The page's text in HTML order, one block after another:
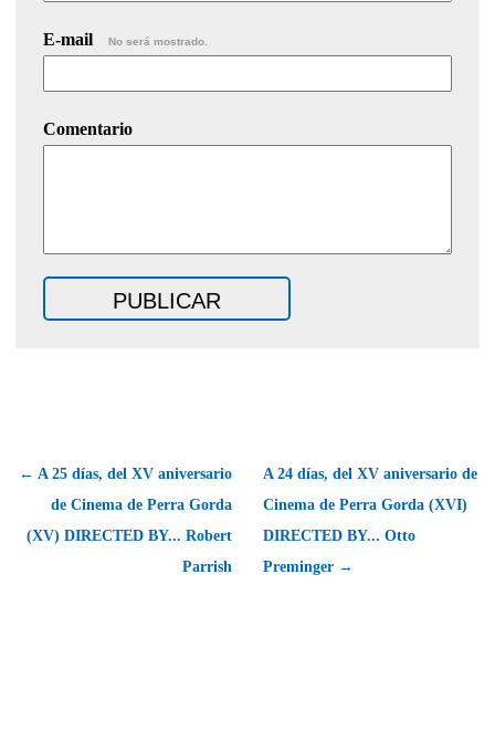
E-mail No será mostrado.
Comentario
← A 25 días, del XV aniversario
de Cinema de Perra Gorda
(XV) DIRECTED BY... Robert
Parrish
A 24 días, del XV aniversario de
Cinema de Perra Gorda (XVI)
DIRECTED BY... Otto
Preminger →